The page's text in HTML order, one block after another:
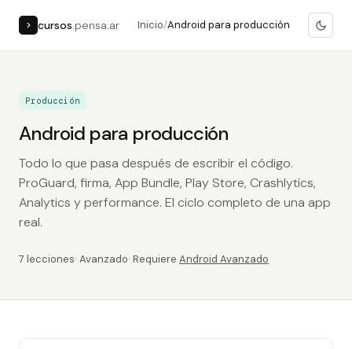
> cursos .pensa.ar Inicio/Android para producción
Producción
Android para producción
Todo lo que pasa después de escribir el código.
ProGuard, firma, App Bundle, Play Store, Crashlytics,
Analytics y performance. El ciclo completo de una app
real.
7 lecciones· Avanzado· Requiere Android Avanzado